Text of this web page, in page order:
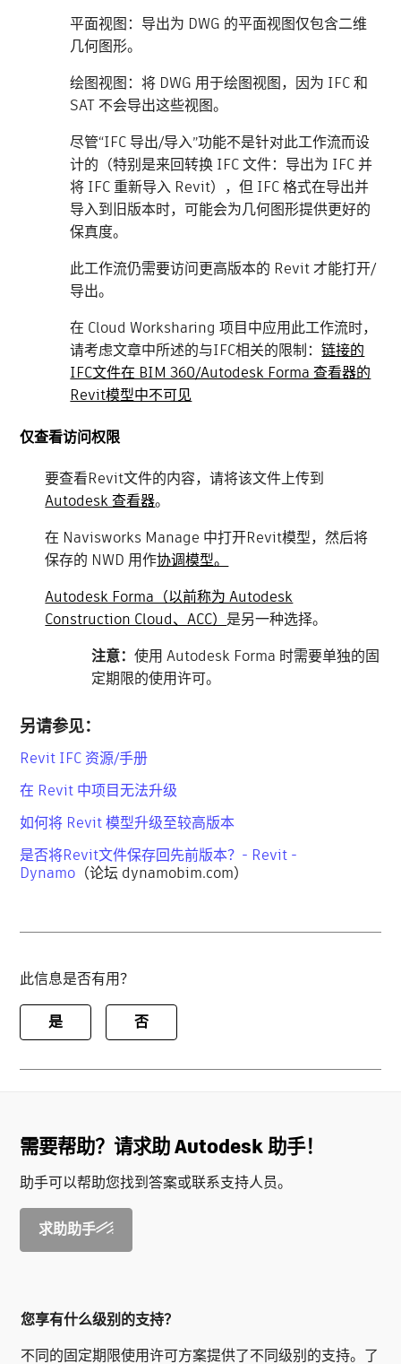
平面视图：导出为 DWG 的平面视图仅包含二维
几何图形。
绘图视图：将 DWG 用于绘图视图，因为 IFC 和
SAT 不会导出这些视图。
尽管“IFC 导出/导入”功能不是针对此工作流而设
计的（特别是来回转换 IFC 文件：导出为 IFC 并
将 IFC 重新导入 Revit），但 IFC 格式在导出并
导入到旧版本时，可能会为几何图形提供更好的
保真度。
此工作流仍需要访问更高版本的 Revit 才能打开/
导出。
在 Cloud Worksharing 项目中应用此工作流时，
请考虑文章中所述的与IFC相关的限制：链接的
IFC文件在 BIM 360/Autodesk Forma 查看器的
Revit模型中不可见
仅查看访问权限
要查看Revit文件的内容，请将该文件上传到
Autodesk 查看器。
在 Navisworks Manage 中打开Revit模型，然后将
保存的 NWD 用作协调模型。
Autodesk Forma（以前称为 Autodesk
Construction Cloud、ACC）是另一种选择。
注意：使用 Autodesk Forma 时需要单独的固
定期限的使用许可。
另请参见：
Revit IFC 资源/手册
在 Revit 中项目无法升级
如何将 Revit 模型升级至较高版本
是否将Revit文件保存回先前版本？- Revit -
Dynamo （论坛 dynamobim.com）
此信息是否有用？
是 否
需要帮助？请求助 Autodesk 助手！
助手可以帮助您找到答案或联系支持人员。
求助助手
您享有什么级别的支持？
不同的固定期限使用许可方案提供了不同级别的支持。了